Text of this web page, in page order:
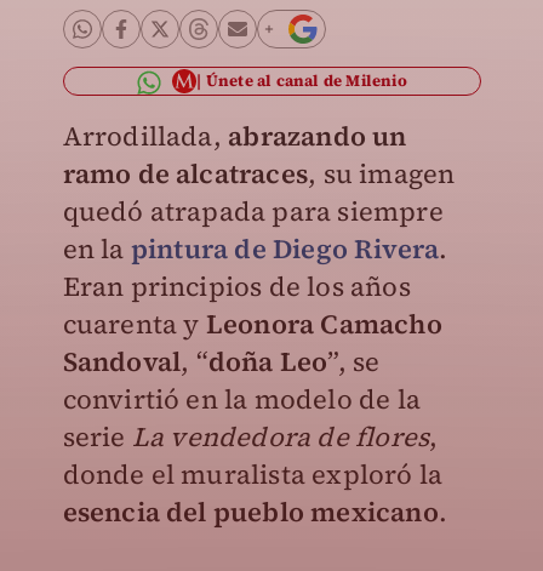
Únete al canal de Milenio
Arrodillada, abrazando un
ramo de alcatraces, su imagen
quedó atrapada para siempre
en la pintura de Diego Rivera.
Eran principios de los años
cuarenta y Leonora Camacho
Sandoval, “doña Leo”, se
convirtió en la modelo de la
serie La vendedora de flores,
donde el muralista exploró la
esencia del pueblo mexicano.